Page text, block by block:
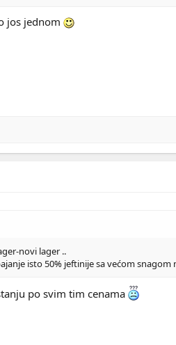
jos jednom
novi lager ..
isto 50% jeftinije sa većom snagom
po svim tim cenama